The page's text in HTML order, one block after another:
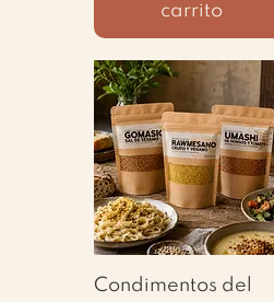
carrito
Vista rápida
Condimentos del